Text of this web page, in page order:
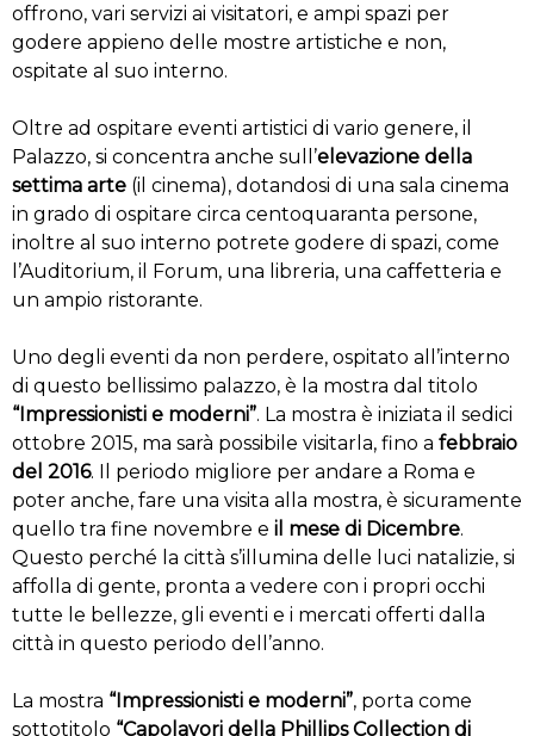
offrono, vari servizi ai visitatori, e ampi spazi per
godere appieno delle mostre artistiche e non,
ospitate al suo interno.
Oltre ad ospitare eventi artistici di vario genere, il
Palazzo, si concentra anche sull’elevazione della
settima arte (il cinema), dotandosi di una sala cinema
in grado di ospitare circa centoquaranta persone,
inoltre al suo interno potrete godere di spazi, come
l’Auditorium, il Forum, una libreria, una caffetteria e
un ampio ristorante.
Uno degli eventi da non perdere, ospitato all’interno
di questo bellissimo palazzo, è la mostra dal titolo
“Impressionisti e moderni”. La mostra è iniziata il sedici
ottobre 2015, ma sarà possibile visitarla, fino a febbraio
del 2016. Il periodo migliore per andare a Roma e
poter anche, fare una visita alla mostra, è sicuramente
quello tra fine novembre e il mese di Dicembre.
Questo perché la città s’illumina delle luci natalizie, si
affolla di gente, pronta a vedere con i propri occhi
tutte le bellezze, gli eventi e i mercati offerti dalla
città in questo periodo dell’anno.
La mostra “Impressionisti e moderni”, porta come
sottotitolo “Capolavori della Phillips Collection di